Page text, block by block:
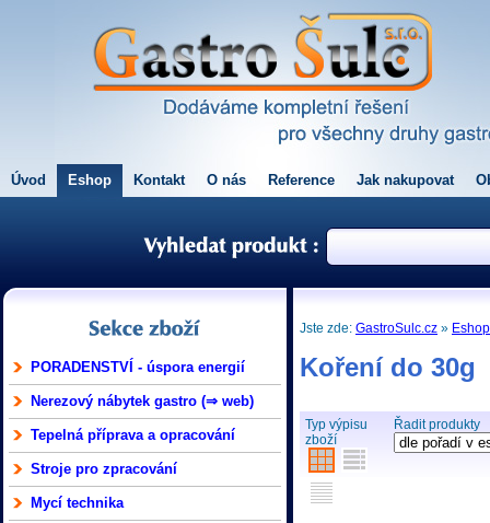
Úvod Eshop Kontakt O nás Reference Jak nakupovat
PORADENSTVÍ - úspora energií
Nerezový nábytek gastro (⇒ web)
Tepelná příprava a opracování
Stroje pro zpracování
Mycí technika
Jste zde:GastroSulc.cz » Eshop
Koření do 30g
Typ výpisu
zboží
Řadit produkty